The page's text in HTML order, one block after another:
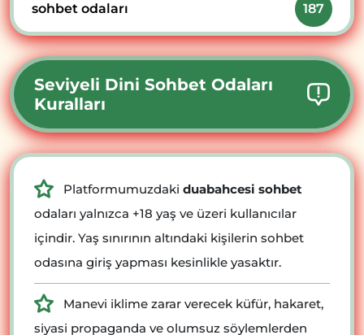
sohbet odaları 187
Seviyeli Dini Sohbet Odaları
Kuralları
Platformumuzdaki duabahcesi sohbet
odaları yalnızca +18 yaş ve üzeri kullanıcılar
içindir. Yaş sınırının altındaki kişilerin sohbet
odasına giriş yapması kesinlikle yasaktır.
Manevi iklime zarar verecek küfür, hakaret,
siyasi propaganda ve olumsuz söylemlerden